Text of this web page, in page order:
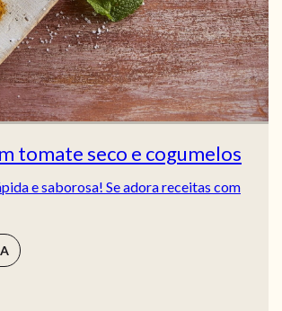
tomate seco e cogumelos
e saborosa! Se adora receitas com